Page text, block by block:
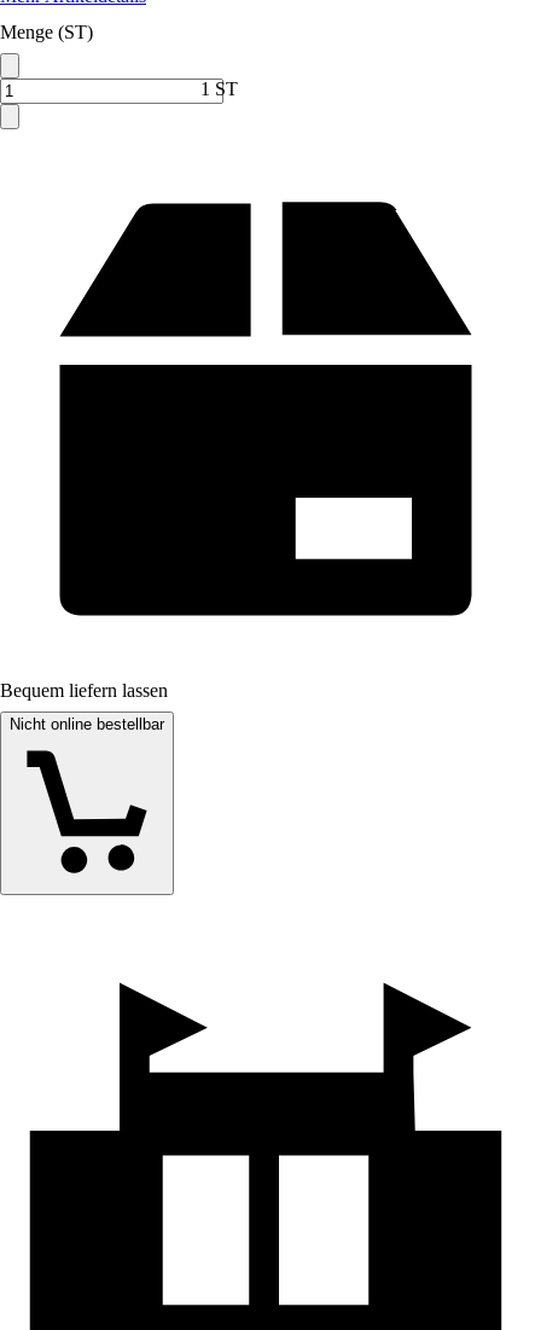
Menge (ST)
1 ST
Bequem liefern lassen
Nicht online bestellbar